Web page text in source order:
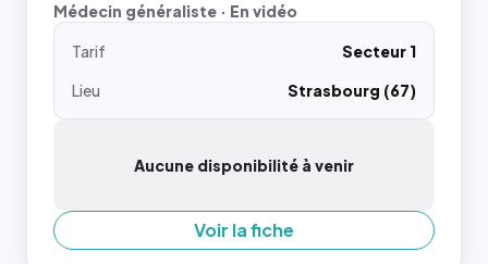
Médecin généraliste · En vidéo
Tarif
Secteur 1
Lieu
Strasbourg (67)
Aucune disponibilité à venir
Voir la fiche